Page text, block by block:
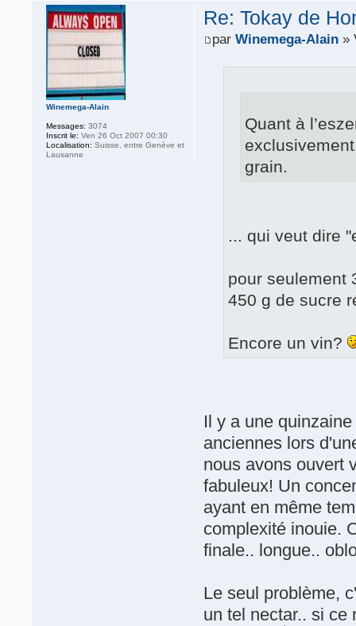
Re: Tokay de
parWinemega-Alain »
Quant à
grain.
... qui veut dire
pour seulement
450 g de sucre
Encore un vin?
Il y a une
anciennes lors
nous avons ouvert
fabuleux! Un
ayant en même
complexité inouie.
finale.. longue..
Le seul problème,
un tel nectar.. si ce
Winemega-Alain
Messages: 3074
Inscrit le: Ven 26 Oct 2007 00:30
Localisation: Suisse, entre Genève et
Lausanne